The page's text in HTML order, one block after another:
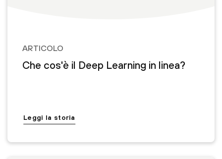
ARTICOLO
Che cos'è il Deep Learning in linea?
Leggi la storia